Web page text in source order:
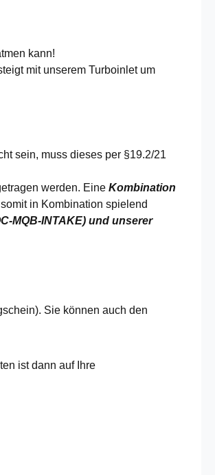
kann!
mit unserem Turboinlet um
sein, muss dieses per §19.2/21
werden. Eine Kombination
in Kombination spielend
MQB-INTAKE) und unserer
Sie können auch den
ist dann auf Ihre